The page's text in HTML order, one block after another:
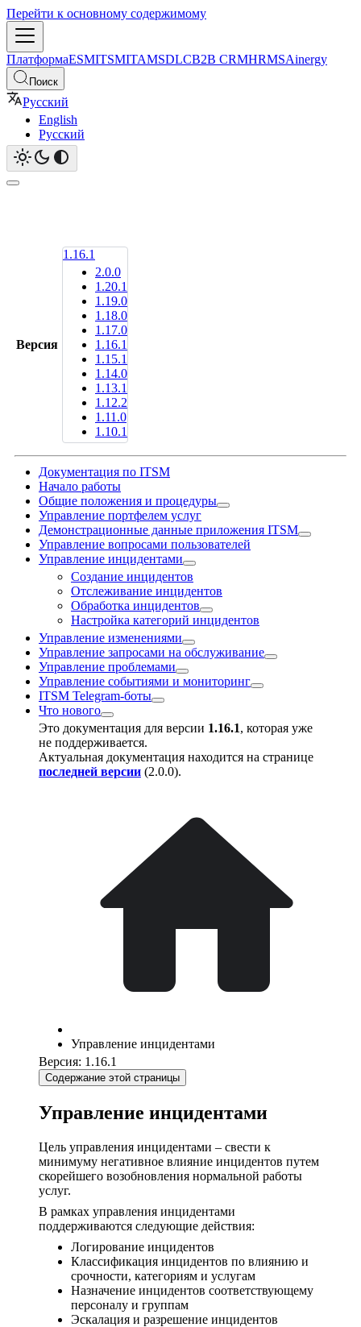
Перейти к основному содержимому
ПлатформаESMITSMITAMSDLCB2B CRMHRMSAinergy
Поиск
Русский
English
Русский
Версия
1.16.1
2.0.0
1.20.1
1.19.0
1.18.0
1.17.0
1.16.1
1.15.1
1.14.0
1.13.1
1.12.2
1.11.0
1.10.1
Документация по ITSM
Начало работы
Общие положения и процедуры
Управление портфелем услуг
Демонстрационные данные приложения ITSM
Управление вопросами пользователей
Управление инцидентами
Создание инцидентов
Отслеживание инцидентов
Обработка инцидентов
Настройка категорий инцидентов
Управление изменениями
Управление запросами на обслуживание
Управление проблемами
Управление событиями и мониторинг
ITSM Telegram-боты
Что нового
Это документация для версии 1.16.1, которая уже
не поддерживается.
Актуальная документация находится на странице
последней версии (2.0.0).
Управление инцидентами
Версия: 1.16.1
Содержание этой страницы
Управление инцидентами
Цель управления инцидентами – свести к
минимуму негативное влияние инцидентов путем
скорейшего возобновления нормальной работы
услуг.
В рамках управления инцидентами
поддерживаются следующие действия:
Логирование инцидентов
Классификация инцидентов по влиянию и
срочности, категориям и услугам
Назначение инцидентов соответствующему
персоналу и группам
Эскалация и разрешение инцидентов